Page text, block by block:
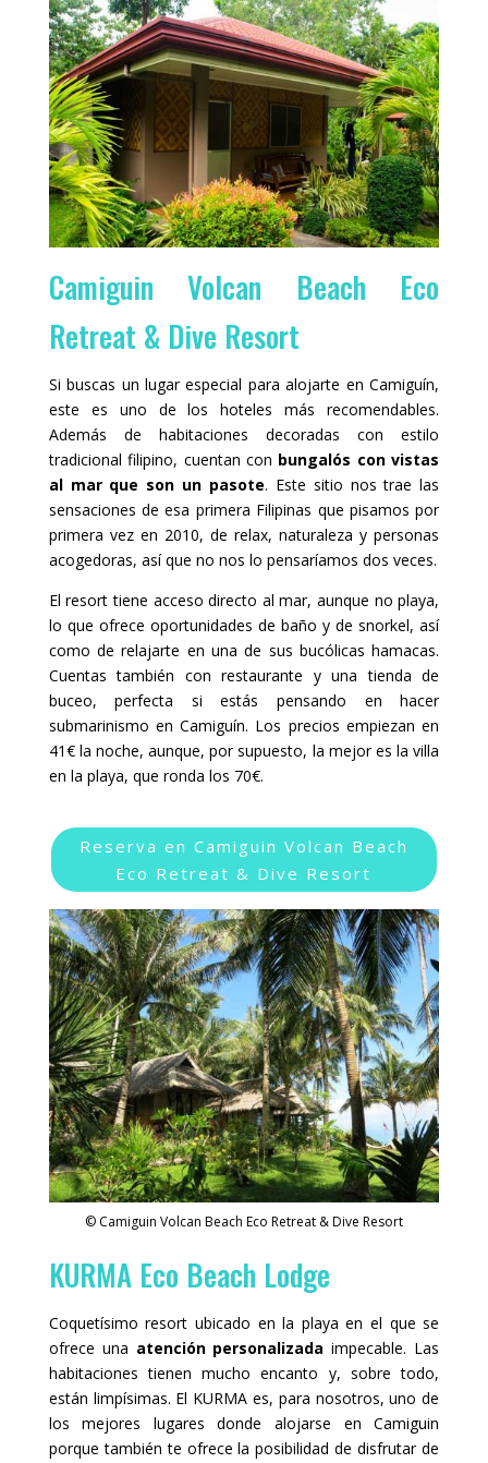
Camiguin Volcan Beach Eco
Retreat & Dive Resort
Si buscas un lugar especial para alojarte en Camiguín,
este es uno de los hoteles más recomendables.
Además de habitaciones decoradas con estilo
tradicional filipino, cuentan con bungalós con vistas
al mar que son un pasote. Este sitio nos trae las
sensaciones de esa primera Filipinas que pisamos por
primera vez en 2010, de relax, naturaleza y personas
acogedoras, así que no nos lo pensaríamos dos veces.
El resort tiene acceso directo al mar, aunque no playa,
lo que ofrece oportunidades de baño y de snorkel, así
como de relajarte en una de sus bucólicas hamacas.
Cuentas también con restaurante y una tienda de
buceo, perfecta si estás pensando en hacer
submarinismo en Camiguín. Los precios empiezan en
41€ la noche, aunque, por supuesto, la mejor es la villa
en la playa, que ronda los 70€.
Reserva en Camiguin Volcan Beach
Eco Retreat & Dive Resort
© Camiguin Volcan Beach Eco Retreat & Dive Resort
KURMA Eco Beach Lodge
Coquetísimo resort ubicado en la playa en el que se
ofrece una atención personalizada impecable. Las
habitaciones tienen mucho encanto y, sobre todo,
están limpísimas. El KURMA es, para nosotros, uno de
los mejores lugares donde alojarse en Camiguin
porque también te ofrece la posibilidad de disfrutar de